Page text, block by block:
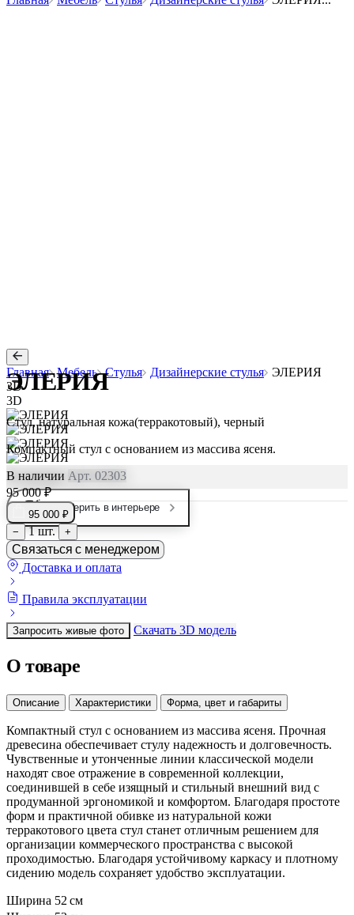
Главная Мебель Стулья Дизайнерские стулья
ЭЛЕРИЯ
3D
3D
Примерить в интерьере
ЭЛЕРИЯ
Стул, натуральная кожа(терракотовый), черный
Компактный стул с основанием из массива ясеня.
В наличии Арт. 02303
95 000 ₽
95 000 ₽
−
1 шт. +
Связаться с менеджером
Доставка и оплата
Правила эксплуатации
Запросить живые фото Скачать 3D модель
О товаре
Описание Характеристики Форма, цвет и габариты
Компактный стул с основанием из массива ясеня. Прочная
древесина обеспечивает стулу надежность и долговечность.
Чувственные и утонченные линии классической модели
находят свое отражение в современной коллекции,
соединившей в себе изящный и стильный внешний вид с
продуманной эргономикой и комфортом. Благодаря простоте
форм и практичной обивке из натуральной кожи
терракотового цвета стул станет отличным решением для
организации коммерческого пространства с высокой
проходимостью. Благодаря устойчивому каркасу и плотному
сидению модель сохраняет удобство эксплуатации.
Ширина 52 см